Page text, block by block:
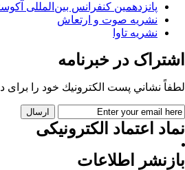
پانزدهمین کنفرانس بین‌المللی
نشریه صوت و ارتعاش
نشریه تاوا
اشتراک در خبرنامه
لطفاً نشاني پست الكترونيك خود را برای
نماد اعتماد الکترونیکی
بازنشر اطلاعات